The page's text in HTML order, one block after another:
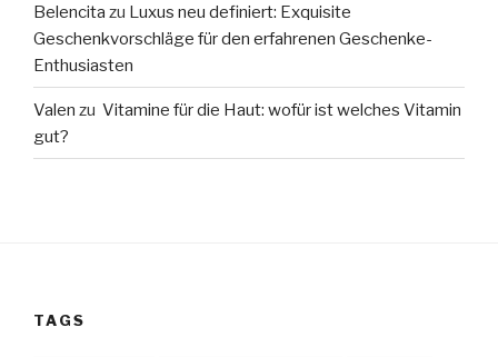
Belencita zu Luxus neu definiert: Exquisite
Geschenkvorschläge für den erfahrenen Geschenke-
Enthusiasten
Valen zu Vitamine für die Haut: wofür ist welches Vitamin
gut?
TAGS